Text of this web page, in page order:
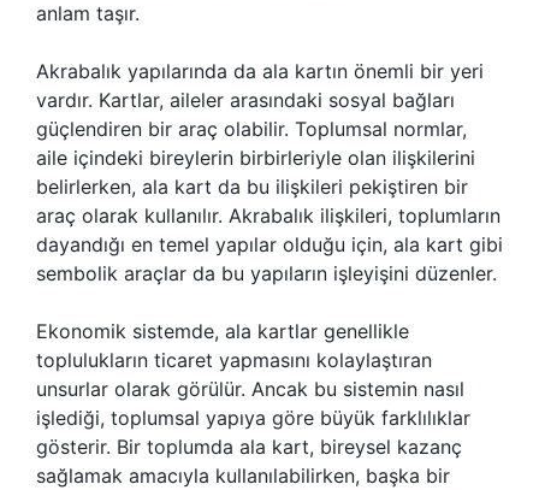
anlam taşır.
Akrabalık yapılarında da ala kartın önemli bir yeri
vardır. Kartlar, aileler arasındaki sosyal bağları
güçlendiren bir araç olabilir. Toplumsal normlar,
aile içindeki bireylerin birbirleriyle olan ilişkilerini
belirlerken, ala kart da bu ilişkileri pekiştiren bir
araç olarak kullanılır. Akrabalık ilişkileri, toplumların
dayandığı en temel yapılar olduğu için, ala kart gibi
sembolik araçlar da bu yapıların işleyişini düzenler.
Ekonomik sistemde, ala kartlar genellikle
toplulukların ticaret yapmasını kolaylaştıran
unsurlar olarak görülür. Ancak bu sistemin nasıl
işlediği, toplumsal yapıya göre büyük farklılıklar
gösterir. Bir toplumda ala kart, bireysel kazanç
sağlamak amacıyla kullanılabilirken, başka bir